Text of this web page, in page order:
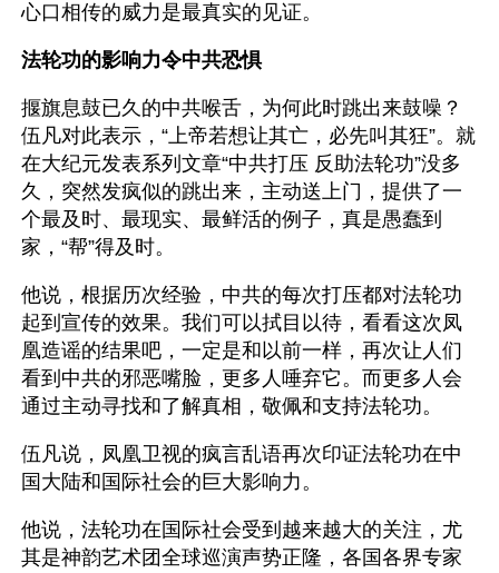
心口相传的威力是最真实的见证。
法轮功的影响力令中共恐惧
揠旗息鼓已久的中共喉舌，为何此时跳出来鼓噪？
伍凡对此表示，“上帝若想让其亡，必先叫其狂”。就
在大纪元发表系列文章“中共打压 反助法轮功”没多
久，突然发疯似的跳出来，主动送上门，提供了一
个最及时、最现实、最鲜活的例子，真是愚蠢到
家，“帮”得及时。
他说，根据历次经验，中共的每次打压都对法轮功
起到宣传的效果。我们可以拭目以待，看看这次凤
凰造谣的结果吧，一定是和以前一样，再次让人们
看到中共的邪恶嘴脸，更多人唾弃它。而更多人会
通过主动寻找和了解真相，敬佩和支持法轮功。
伍凡说，凤凰卫视的疯言乱语再次印证法轮功在中
国大陆和国际社会的巨大影响力。
他说，法轮功在国际社会受到越来越大的关注，尤
其是神韵艺术团全球巡演声势正隆，各国各界专家